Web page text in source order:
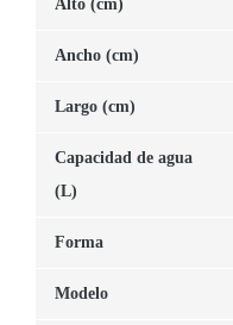
Alto (cm)
Ancho (cm)
Largo (cm)
Capacidad de agua
(L)
Forma
Modelo